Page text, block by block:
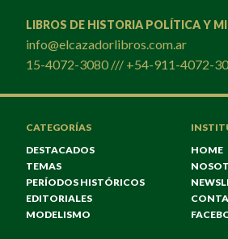
LIBROS DE HISTORIA POLÍTICA Y
info@elcazadorlibros.com.ar
15-4072-3080 /// +54-911-4072-
CATEGORÍAS
DESTACADOS
TEMAS
PERÍODOS HISTÓRICOS
EDITORIALES
MODELISMO
HOME